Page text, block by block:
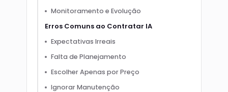
Monitoramento e Evolução
Erros Comuns ao Contratar IA
Expectativas Irreais
Falta de Planejamento
Escolher Apenas por Preço
Ignorar Manutenção